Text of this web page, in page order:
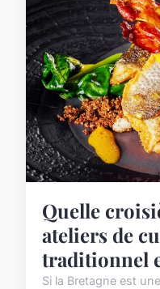
Quelle
ateliers de
traditionnel
Si la Bretagne est